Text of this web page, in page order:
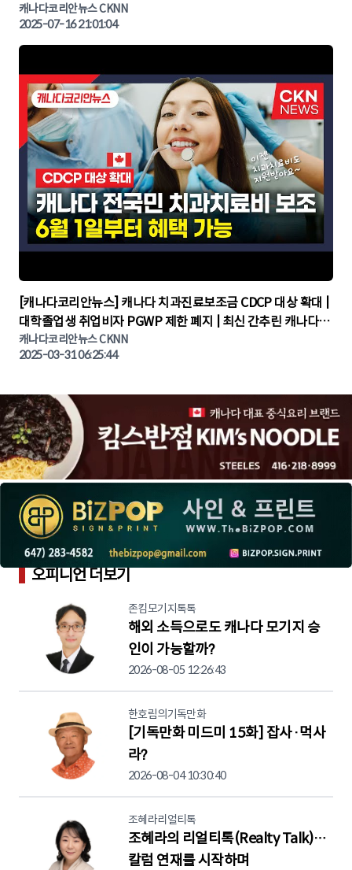
KOREA NIGHT | 캐나다뉴스 | 토론토뉴스
캐나다코리안뉴스 CKNN
2025-07-16 21:01:04
▶
[캐나다코리안뉴스] 캐나다 치과진료보조금 CDCP 대상 확대 |
대학졸업생 취업비자 PGWP 제한 폐지 | 최신 간추린 캐나다뉴
스 | CKNNEWS | 캐나다뉴스 | 토론토뉴스
캐나다코리안뉴스 CKNN
2025-03-31 06:25:44
오피니언 더보기
존킴모기지톡톡
해외 소득으로도 캐나다 모기지 승
인이 가능할까?
2026-08-05 12:26:43
한호림의기독만화
[기독만화 미드미 15화] 잡사·먹사
라?
2026-08-04 10:30:40
조혜라리얼티톡
조혜라의 리얼티톡(Realty Talk)…
칼럼 연재를 시작하며